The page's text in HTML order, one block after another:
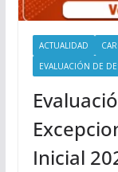
ACTUALIDAD
EVALUACIÓN DE
Inicial